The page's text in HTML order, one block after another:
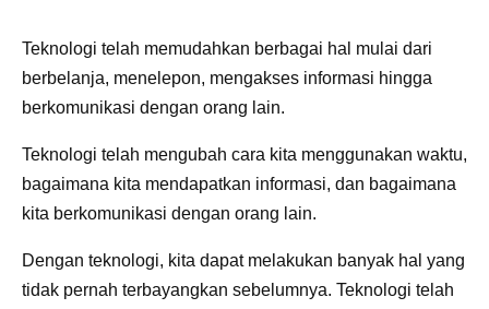
Teknologi telah memudahkan berbagai hal mulai dari
berbelanja, menelepon, mengakses informasi hingga
berkomunikasi dengan orang lain.
Teknologi telah mengubah cara kita menggunakan waktu,
bagaimana kita mendapatkan informasi, dan bagaimana
kita berkomunikasi dengan orang lain.
Dengan teknologi, kita dapat melakukan banyak hal yang
tidak pernah terbayangkan sebelumnya. Teknologi telah